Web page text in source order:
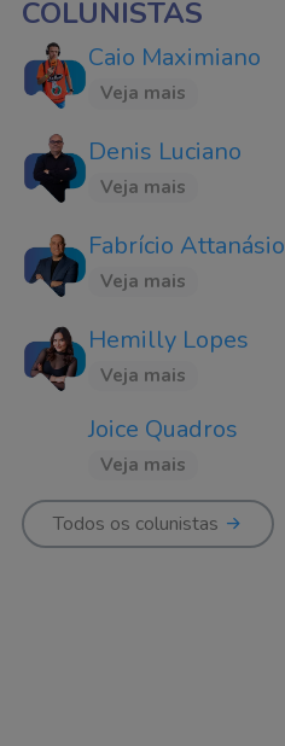
COLUNISTAS
Caio Maximiano
Veja mais
Denis Luciano
Veja mais
Fabrício Attanásio
Veja mais
Hemilly Lopes
Veja mais
Joice Quadros
Veja mais
Todos os colunistas